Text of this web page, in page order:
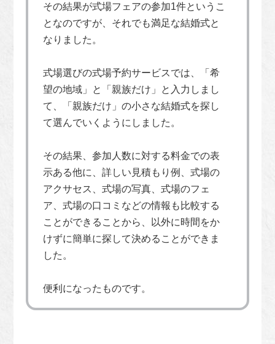
その結果が式場フェアの参加1件というこ
となのですが、それでも満足な結婚式と
なりました。
式場選びの式場予約サービスでは、「希
望の地域」と「親族だけ」と入力しまし
て、「親族だけ」の小さな結婚式を探し
て選んでいくようにしました。
その結果、参加人数に対する料金での表
示ある他に、詳しい見積もり例、式場の
アクサセス、式場の写真、式場のフェ
ア、式場の口コミなどの情報も比較する
ことができることから、以外に時間をか
けずに簡単に探して決めることができま
した。
便利になったものです。